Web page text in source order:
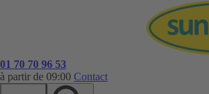
01 70 70 96 53
à partir de 09:00 Contact